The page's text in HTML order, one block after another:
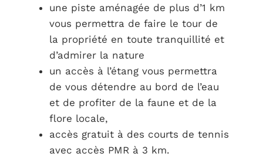
une piste aménagée de plus d’1 km
vous permettra de faire le tour de
la propriété en toute tranquillité et
d’admirer la nature
un accès à l’étang vous permettra
de vous détendre au bord de l’eau
et de profiter de la faune et de la
flore locale,
accès gratuit à des courts de tennis
avec accès PMR à 3 km.